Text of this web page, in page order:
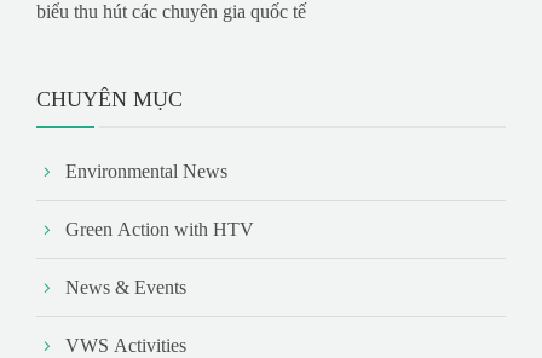
biểu thu hút các chuyên gia quốc tế
CHUYÊN MỤC
Environmental News
Green Action with HTV
News & Events
VWS Activities